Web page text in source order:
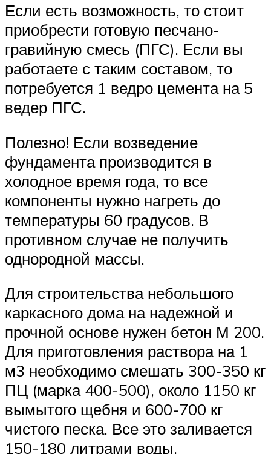
Если есть возможность, то стоит
приобрести готовую песчано-
гравийную смесь (ПГС). Если вы
работаете с таким составом, то
потребуется 1 ведро цемента на 5
ведер ПГС.
Полезно! Если возведение
фундамента производится в
холодное время года, то все
компоненты нужно нагреть до
температуры 60 градусов. В
противном случае не получить
однородной массы.
Для строительства небольшого
каркасного дома на надежной и
прочной основе нужен бетон М 200.
Для приготовления раствора на 1
м3 необходимо смешать 300-350 кг
ПЦ (марка 400-500), около 1150 кг
вымытого щебня и 600-700 кг
чистого песка. Все это заливается
150-180 литрами воды.